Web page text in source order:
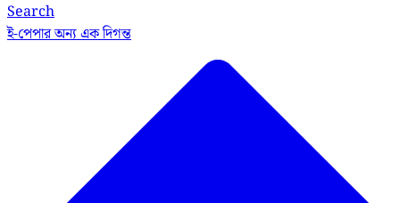
Search
ই-পেপারঅন্য এক দিগন্ত